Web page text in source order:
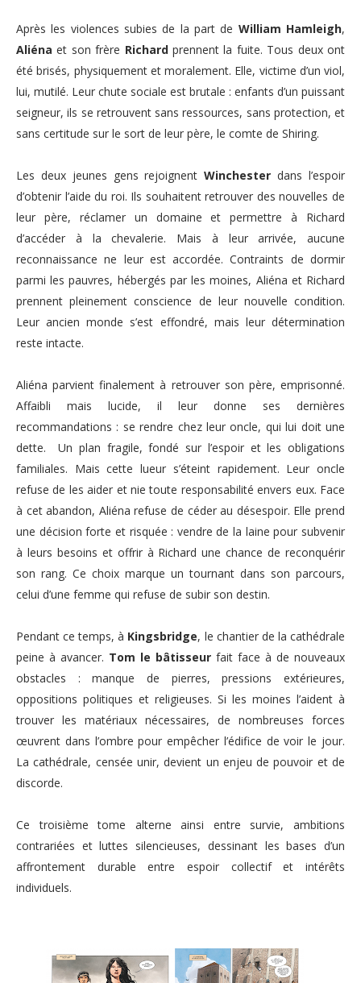
Après les violences subies de la part de William Hamleigh,
Aliéna et son frère Richardprennent la fuite. Tous deux ont
été brisés, physiquement et moralement. Elle, victime d’un viol,
lui, mutilé. Leur chute sociale est brutale : enfants d’un puissant
seigneur, ils se retrouvent sans ressources, sans protection, et
sans certitude sur le sort de leur père, le comte de Shiring.
Les deux jeunes gens rejoignentWinchester dans l’espoir
d’obtenir l’aide du roi. Ils souhaitent retrouver des nouvelles de
leur père, réclamer un domaine et permettre à Richard
d’accéder à la chevalerie. Mais à leur arrivée, aucune
reconnaissance ne leur est accordée. Contraints de dormir
parmi les pauvres, hébergés par les moines, Aliéna et Richard
prennent pleinement conscience de leur nouvelle condition.
Leur ancien monde s’est effondré, mais leur détermination
reste intacte.
Aliéna parvient finalement à retrouver son père, emprisonné.
Affaibli mais lucide, il leur donne ses dernières
recommandations : se rendre chez leur oncle, qui lui doit une
dette. Un plan fragile, fondé sur l’espoir et les obligations
familiales. Mais cette lueur s’éteint rapidement. Leur oncle
refuse de les aider et nie toute responsabilité envers eux. Face
à cet abandon, Aliéna refuse de céder au désespoir. Elle prend
une décision forte et risquée : vendre de la laine pour subvenir
à leurs besoins et offrir à Richard une chance de reconquérir
son rang. Ce choix marque un tournant dans son parcours,
celui d’une femme qui refuse de subir son destin.
Pendant ce temps, à Kingsbridge, le chantier de la cathédrale
peine à avancer. Tom le bâtisseur fait face à de nouveaux
obstacles : manque de pierres, pressions extérieures,
oppositions politiques et religieuses. Si les moines l’aident à
trouver les matériaux nécessaires, de nombreuses forces
œuvrent dans l’ombre pour empêcher l’édifice de voir le jour.
La cathédrale, censée unir, devient un enjeu de pouvoir et de
discorde.
Ce troisième tome alterne ainsi entre survie, ambitions
contrariées et luttes silencieuses, dessinant les bases d’un
affrontement durable entre espoir collectif et intérêts
individuels.